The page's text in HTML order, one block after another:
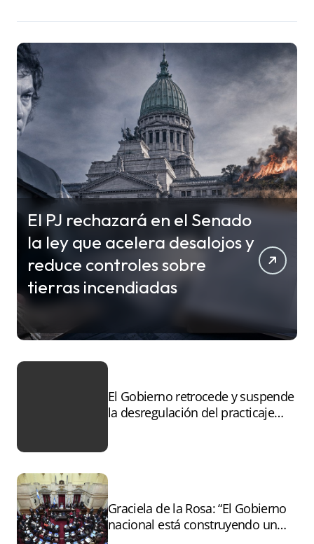
El PJ rechazará en el Senado
la ley que acelera desalojos y
reduce controles sobre
tierras incendiadas
El Gobierno retrocede y suspende
la desregulación del practicaje
Graciela de la Rosa: “El Gobierno
nacional está construyendo un